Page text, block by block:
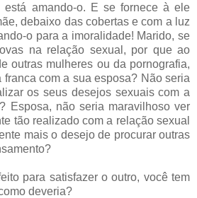
está amando-o. E se fornece à ele
debaixo das cobertas e com a luz
o para a imoralidade! Marido, se
na relação sexual, por que ao
outras mulheres ou da pornografia,
franca com a sua esposa? Não seria
os seus desejos sexuais com a
Esposa, não seria maravilhoso ver
tão realizado com a relação sexual
mais o desejo de procurar outras
para satisfazer o outro, você tem
deveria?